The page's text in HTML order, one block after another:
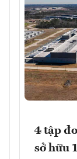
4 tập
sở hữu